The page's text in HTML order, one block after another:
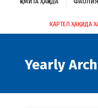
КАРТЕЛ ҲАҚИДА
Yearly